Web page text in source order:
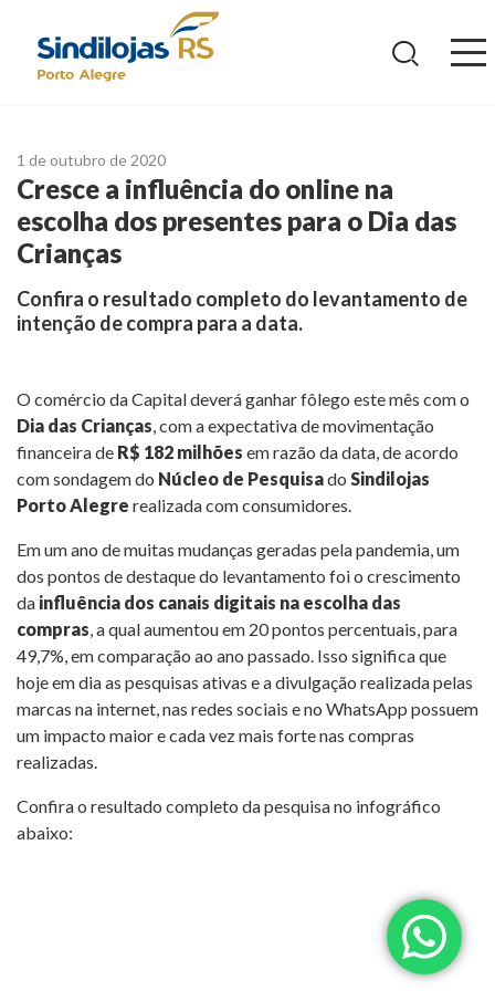
1 de outubro de 2020
Cresce a influência do online na
escolha dos presentes para o Dia das
Crianças
Confira o resultado completo do levantamento de
intenção de compra para a data.
O comércio da Capital deverá ganhar fôlego este mês com o
Dia das Crianças, com a expectativa de movimentação
financeira de R$ 182 milhões em razão da data, de acordo
com sondagem do Núcleo de Pesquisado Sindilojas
Porto Alegre realizada com consumidores.
Em um ano de muitas mudanças geradas pela pandemia, um
dos pontos de destaque do levantamento foi o crescimento
da influência dos canais digitais na escolha das
compras, a qual aumentou em 20 pontos percentuais, para
49,7%, em comparação ao ano passado. Isso significa que
hoje em dia as pesquisas ativas e a divulgação realizada pelas
marcas na internet, nas redes sociais e no WhatsApp possuem
um impacto maior e cada vez mais forte nas compras
realizadas.
Confira o resultado completo da pesquisa no infográfico
abaixo: